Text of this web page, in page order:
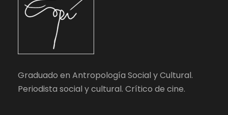
Graduado en Antropología Social y Cultural.
Periodista social y cultural. Crítico de cine.